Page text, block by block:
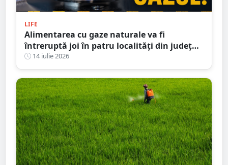
LIFE
Alimentarea cu gaze naturale va fi
întreruptă joi în patru localități din județul
Satu Mare
14 iulie 2026